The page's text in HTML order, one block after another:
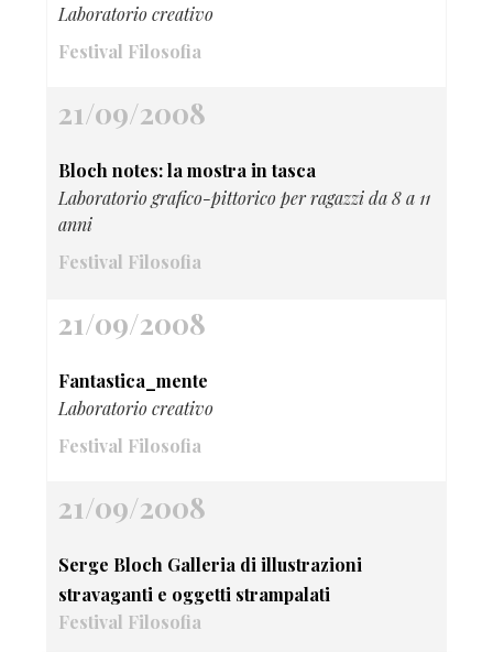
Laboratorio creativo
Festival Filosofia
21/09/2008
Bloch notes: la mostra in tasca
Laboratorio grafico-pittorico per ragazzi da 8 a 11
anni
Festival Filosofia
21/09/2008
Fantastica_mente
Laboratorio creativo
Festival Filosofia
21/09/2008
Serge Bloch Galleria di illustrazioni
stravaganti e oggetti strampalati
Festival Filosofia